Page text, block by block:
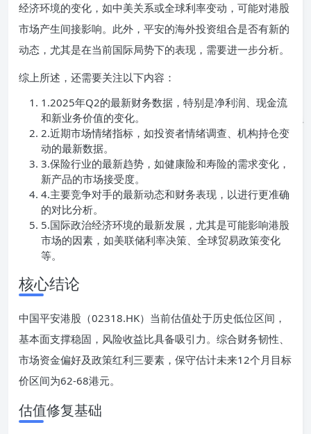
经济环境的变化，如中美关系或全球利率变动，可能对港股
市场产生间接影响。此外，平安的海外投资组合是否有新的
动态，尤其是在当前国际局势下的表现，需要进一步分析。
综上所述，还需要关注以下内容：
1.2025年Q2的最新财务数据，特别是净利润、现金流
和新业务价值的变化。
2.近期市场情绪指标，如投资者情绪调查、机构持仓变
动的最新数据。
3.保险行业的最新趋势，如健康险和寿险的需求变化，
新产品的市场接受度。
4.主要竞争对手的最新动态和财务表现，以进行更准确
的对比分析。
5.国际政治经济环境的最新发展，尤其是可能影响港股
市场的因素，如美联储利率决策、全球贸易政策变化
等。
核心结论
中国平安港股（02318.HK）当前估值处于历史低位区间，
基本面支撑稳固，风险收益比具备吸引力。综合财务韧性、
市场资金偏好及政策红利三要素，保守估计未来12个月目标
价区间为62-68港元。
估值修复基础